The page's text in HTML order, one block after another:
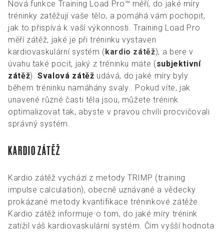
Nová funkce Training Load Pro™ měří, do jaké míry
tréninky zatěžují vaše tělo, a pomáhá vám pochopit,
jak to přispívá k vaší výkonnosti. Training Load Pro
měří zátěž, jaké je při tréninku vystaven
kardiovaskulární systém ( kardio zátěž), a bere v
úvahu také pocit, jaký z tréninku máte (subjektivní
zátěž).Svalová zátěž udává, do jaké míry byly
během tréninku namáhány svaly.. Pokud víte, jak
unavené různé časti těla jsou, můžete trénink
optimalizovat tak, abyste v pravou chvíli procvičovali
správný systém.
KARDIO ZÁTĚŽ
Kardio zátěž vychází z metody TRIMP (training
impulse calculation), obecně uznávané a vědecky
prokázané metody kvantifikace tréninkové zátěže.
Kardio zátěž informuje o tom, do jaké míry trénink
zatížil váš kardiovaskulární systém. Čím vyšší hodnota